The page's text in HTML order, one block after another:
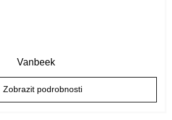
Vanbeek
Zobrazit podrobnosti